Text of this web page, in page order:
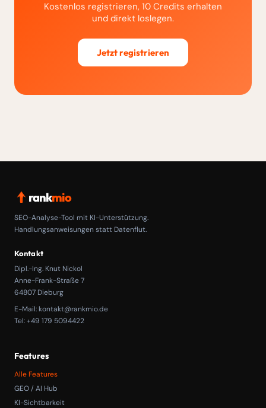
Kostenlos registrieren, 10 Credits erhalten
und direkt loslegen.
Jetzt registrieren
rankmio
SEO-Analyse-Tool mit KI-Unterstützung.
Handlungsanweisungen statt Datenflut.
Kontakt
Dipl.-Ing. Knut Nickol
Anne-Frank-Straße 7
64807 Dieburg
E-Mail:kontakt@rankmio.de
Tel: +49 179 5094422
Features
Alle Features
GEO / AI Hub
KI-Sichtbarkeit